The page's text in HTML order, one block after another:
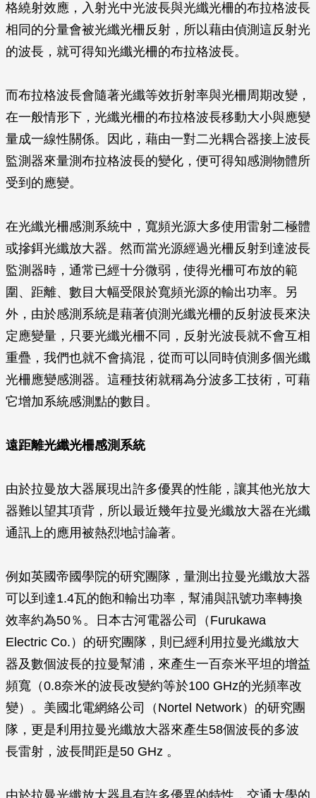
格繞射效應，入射光中光波長與光纖光柵的布拉格波長
相同的分量會被光纖光柵反射，所以藉由偵測這反射光
的波長，就可得知光纖光柵的布拉格波長。
而布拉格波長會隨著光纖等效折射率與光柵周期改變，
在一般情形下，光纖光柵的布拉格波長移動大小與應變
量成一線性關係。因此，藉由一對二光耦合器接上波長
監測器來量測布拉格波長的變化，便可得知感測物體所
受到的應變。
在光纖光柵感測系統中，寬頻光源大多使用雷射二極體
或摻鉺光纖放大器。然而當光源經過光柵反射到達波長
監測器時，通常已經十分微弱，使得光柵可布放的範
圍、距離、數目大幅受限於寬頻光源的輸出功率。另
外，由於感測系統是藉著偵測光纖光柵的反射波長來決
定應變量，只要光纖光柵不同，反射光波長就不會互相
重疊，我們也就不會搞混，從而可以同時偵測多個光纖
光柵應變感測器。這種技術就稱為分波多工技術，可藉
它增加系統感測點的數目。
遠距離光纖光柵感測系統
由於拉曼放大器展現出許多優異的性能，讓其他光放大
器難以望其項背，所以最近幾年拉曼光纖放大器在光纖
通訊上的應用被熱烈地討論著。
例如英國帝國學院的研究團隊，量測出拉曼光纖放大器
可以到達1.4瓦的飽和輸出功率，幫浦與訊號功率轉換
效率約為50％。日本古河電器公司（Furukawa
Electric Co.）的研究團隊，則已經利用拉曼光纖放大
器及數個波長的拉曼幫浦，來產生一百奈米平坦的增益
頻寬（0.8奈米的波長改變約等於100 GHz的光頻率改
變）。美國北電網絡公司（Nortel Network）的研究團
隊，更是利用拉曼光纖放大器來產生58個波長的多波
長雷射，波長間距是50 GHz 。
由於拉曼光纖放大器具有許多優異的特性，交通大學的